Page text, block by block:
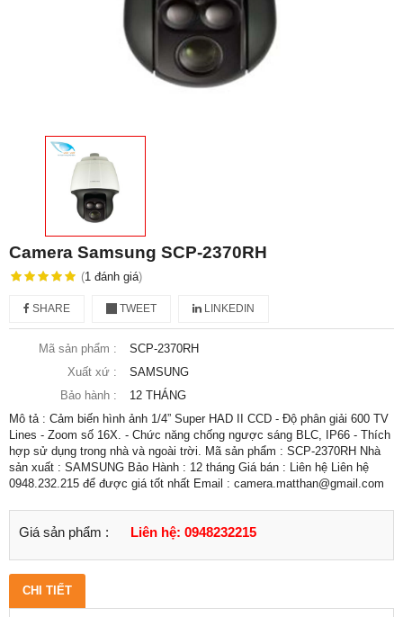
Camera Samsung SCP-2370RH
(1 đánh giá)
SHARE TWEET LINKEDIN
Mã sản phẩm :
SCP-2370RH
Xuất xứ :
SAMSUNG
Bảo hành :
12 THÁNG
Mô tả : Cảm biến hình ảnh 1/4” Super HAD II CCD - Độ phân giải 600 TV
Lines - Zoom số 16X. - Chức năng chống ngược sáng BLC, IP66 - Thích
hợp sử dụng trong nhà và ngoài trời. Mã sản phẩm : SCP-2370RH Nhà
sản xuất : SAMSUNG Bảo Hành : 12 tháng Giá bán : Liên hệ Liên hệ
0948.232.215 để được giá tốt nhất Email : camera.matthan@gmail.com
Giá sản phẩm : Liên hệ: 0948232215
CHI TIẾT